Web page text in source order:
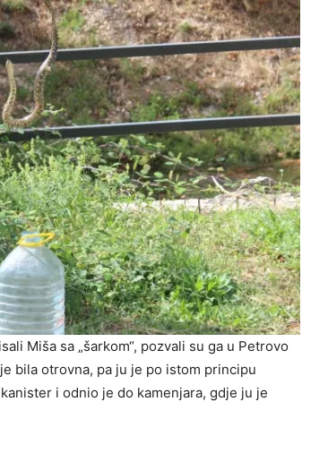
Miša sa „šarkom“, pozvali su ga u Petrovo
bila otrovna, pa ju je po istom principu
i odnio je do kamenjara, gdje ju je